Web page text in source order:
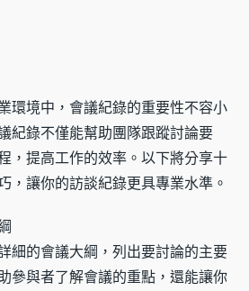
環境中，會議紀錄的重要性不容小
紀錄不僅能幫助團隊跟蹤討論要
，提高工作的效率。以下將分享十
，讓你的訪談紀錄更具專業水準。
細的會議大綱，列出要討論的主要
參與者了解會議的重點，還能讓你